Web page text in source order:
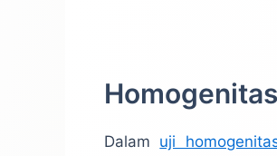
Dalam uji